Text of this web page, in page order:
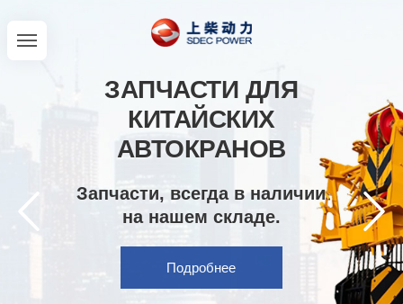
ЗАПЧАСТИ ДЛЯ
КИТАЙСКИХ
АВТОКРАНОВ
Запчасти, всегда в наличии
на нашем складе.
Подробнее